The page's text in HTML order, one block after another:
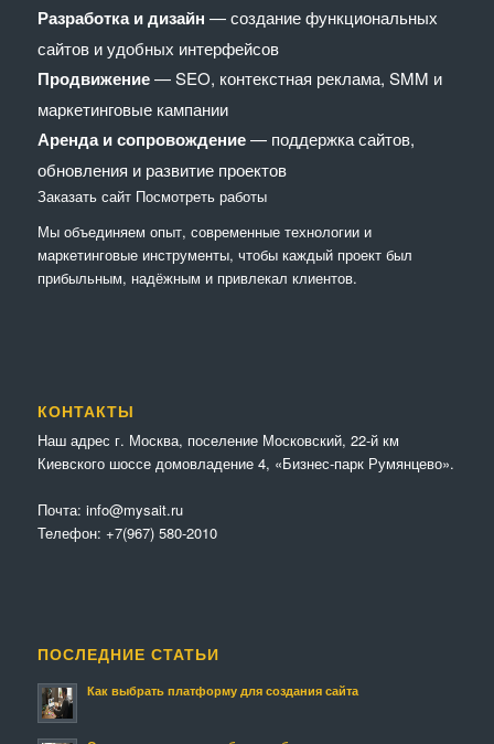
Разработка и дизайн — создание функциональных
сайтов и удобных интерфейсов
Продвижение— SEO, контекстная реклама, SMM и
маркетинговые кампании
Аренда и сопровождение— поддержка сайтов,
обновления и развитие проектов
Заказать сайт Посмотреть работы
Мы объединяем опыт, современные технологии и
маркетинговые инструменты, чтобы каждый проект был
прибыльным, надёжным и привлекал клиентов.
КОНТАКТЫ
Наш адрес г. Москва, поселение Московский, 22-й км
Киевского шоссе домовладение 4, «Бизнес-парк Румянцево».
Почта: info@mysait.ru
Телефон: +7(967) 580-2010
ПОСЛЕДНИЕ СТАТЬИ
Как выбрать платформу для создания сайта